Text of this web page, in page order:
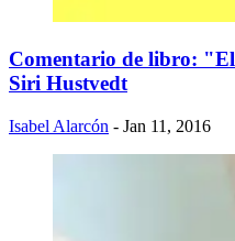
Comentario de libro:
Siri Hustvedt
Isabel Alarcón - Jan 11, 2016